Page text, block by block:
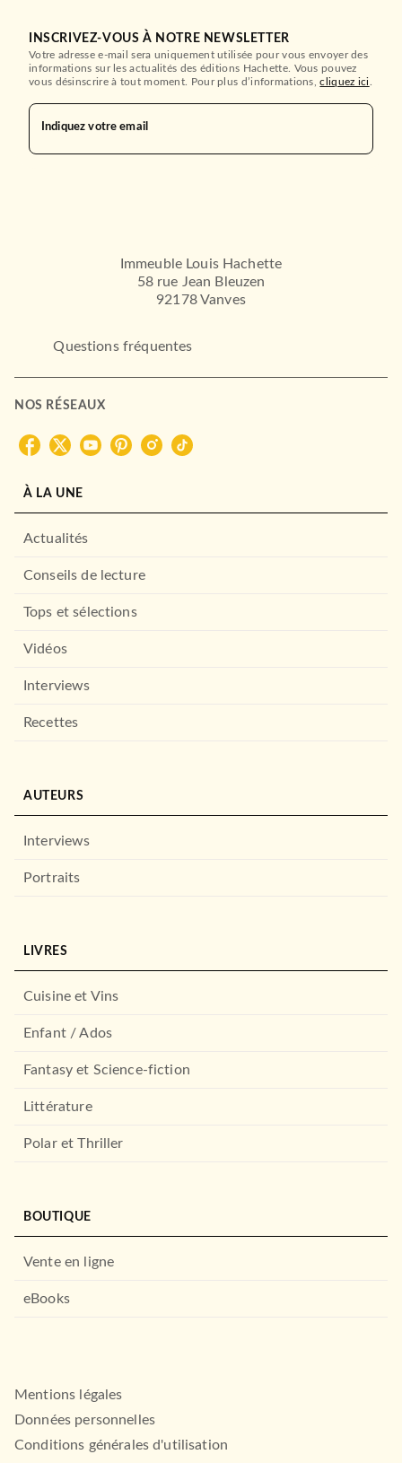
INSCRIVEZ-VOUS À NOTRE NEWSLETTER
Votre adresse e-mail sera uniquement utilisée pour vous envoyer des
informations sur les actualités des éditions Hachette. Vous pouvez
vous désinscrire à tout moment. Pour plus d’informations,cliquez ici
Indiquez votre email
Immeuble Louis Hachette
58 rue Jean Bleuzen
92178 Vanves
Questions fréquentes
NOS RÉSEAUX
À LA UNE
Actualités
Conseils de lecture
Tops et sélections
Vidéos
Interviews
Recettes
AUTEURS
Interviews
Portraits
LIVRES
Cuisine et Vins
Enfant / Ados
Fantasy et Science-fiction
Littérature
Polar et Thriller
BOUTIQUE
Vente en ligne
eBooks
Mentions légales
Données personnelles
Conditions générales d'utilisation